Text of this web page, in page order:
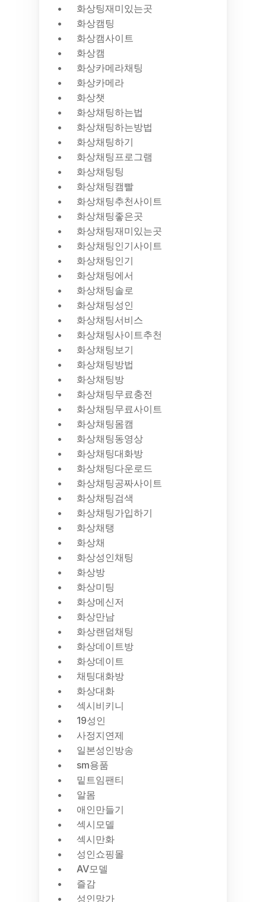
화상팅재미있는곳
화상캠팅
화상캠사이트
화상캠
화상카메라채팅
화상카메라
화상챗
화상채팅하는법
화상채팅하는방법
화상채팅하기
화상채팅프로그램
화상채팅팅
화상채팅캠빨
화상채팅추천사이트
화상채팅좋은곳
화상채팅재미있는곳
화상채팅인기사이트
화상채팅인기
화상채팅에서
화상채팅솔로
화상채팅성인
화상채팅서비스
화상채팅사이트추천
화상채팅보기
화상채팅방법
화상채팅방
화상채팅무료충전
화상채팅무료사이트
화상채팅몸캠
화상채팅동영상
화상채팅대화방
화상채팅다운로드
화상채팅공짜사이트
화상채팅검색
화상채팅가입하기
화상채탱
화상채
화상성인채팅
화상방
화상미팅
화상메신저
화상만남
화상랜덤채팅
화상데이트방
화상데이트
채팅대화방
화상대화
섹시비키니
19성인
사정지연제
일본성인방송
sm용품
밑트임팬티
알몸
애인만들기
섹시모델
섹시만화
성인쇼핑몰
AV모델
즐감
성인망가